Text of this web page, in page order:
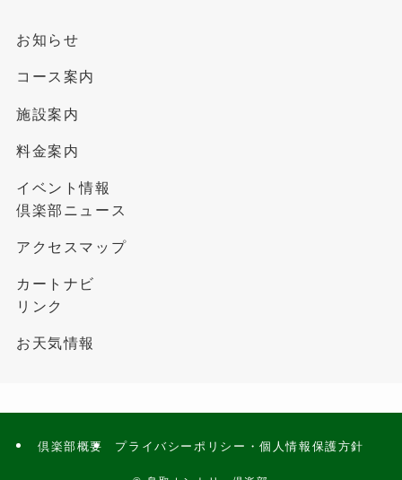
お知らせ
コース案内
施設案内
料金案内
イベント情報
倶楽部ニュース
アクセスマップ
カートナビ
リンク
お天気情報
倶楽部概要 プライバシーポリシー・個人情報保護方針